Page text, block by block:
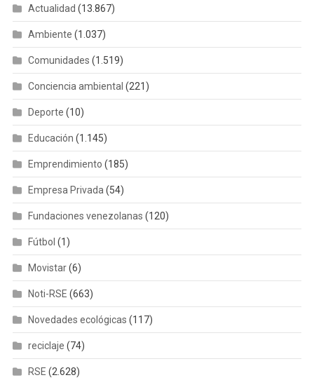
Actualidad (13.867)
Ambiente (1.037)
Comunidades (1.519)
Conciencia ambiental (221)
Deporte (10)
Educación (1.145)
Emprendimiento (185)
Empresa Privada (54)
Fundaciones venezolanas (120)
Fútbol (1)
Movistar(6)
Noti-RSE (663)
Novedades ecológicas (117)
reciclaje (74)
RSE (2.628)